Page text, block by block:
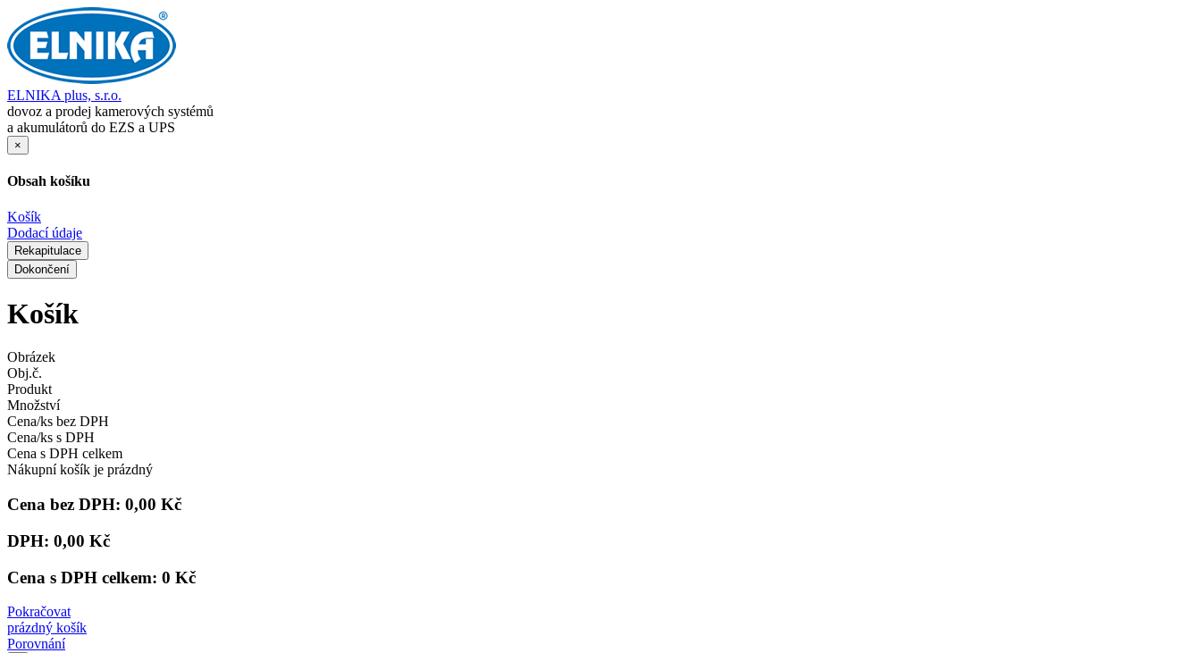
ELNIKA plus, s.r.o.
dovoz a prodej kamerových systémů
a akumulátorů do EZS a UPS
×
Obsah košíku
Košík
Dodací údaje
Rekapitulace
Dokončení
Košík
Obrázek
Obj.č.
Produkt
Množství
Cena/ks bez DPH
Cena/ks s DPH
Cena s DPH celkem
Nákupní košík je prázdný
Cena bez DPH: 0,00 Kč
DPH: 0,00 Kč
Cena s DPH celkem: 0 Kč
Pokračovat
prázdný košík
Porovnání